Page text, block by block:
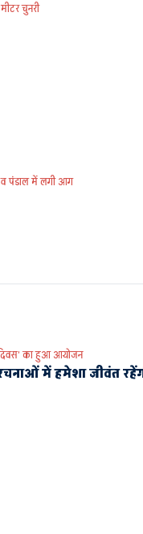
चुनरी
व पंडाल में लगी आग
दिवस’ का हुआ आयोजन
में हमेशा जीवंत